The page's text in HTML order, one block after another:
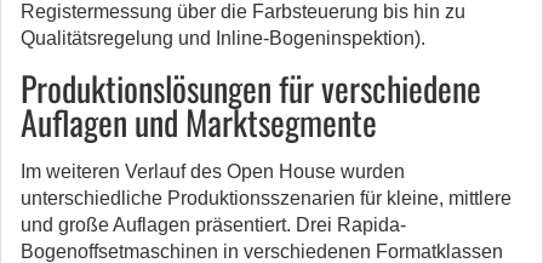
Registermessung über die Farbsteuerung bis hin zu
Qualitätsregelung und Inline-Bogeninspektion).
Produktionslösungen für verschiedene
Auflagen und Marktsegmente
Im weiteren Verlauf des Open House wurden
unterschiedliche Produktionsszenarien für kleine, mittlere
und große Auflagen präsentiert. Drei Rapida-
Bogenoffsetmaschinen in verschiedenen Formatklassen